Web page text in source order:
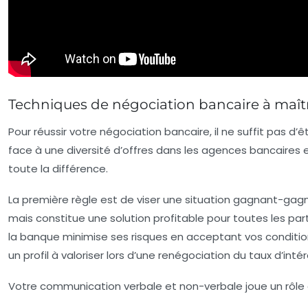
Techniques de négociation bancaire à
Pour réussir votre négociation bancaire, il ne suffit pas
face à une diversité d’offres dans les agences
toute la différence.
La première règle est de viser une situation gagnant-
mais constitue une solution profitable pour toutes les
la banque minimise ses risques en acceptant vos
un profil à valoriser lors d’une renégociation du taux
Votre communication verbale et non-verbale joue un